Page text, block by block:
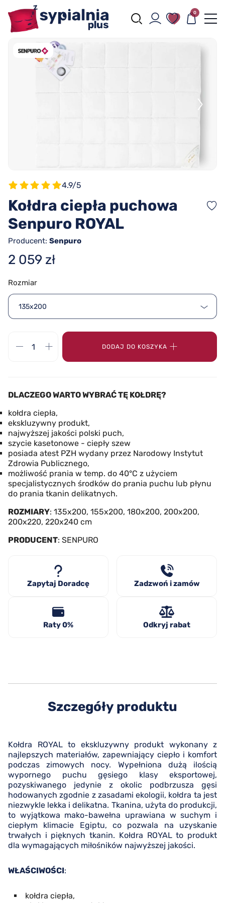
0
4.9/5
Kołdra ciepła puchowa
Senpuro ROYAL
Producent: Senpuro
2 059 zł
Rozmiar
135x200
DODAJ DO KOSZYKA
DLACZEGO WARTO WYBRAĆ TĘ KOŁDRĘ?
kołdra ciepła,
ekskluzywny produkt,
najwyższej jakości polski puch,
szycie kasetonowe - ciepły szew
posiada atest PZH wydany przez Narodowy Instytut
Zdrowia Publicznego,
możliwość prania w temp. do 40°C z użyciem
specjalistycznych środków do prania puchu lub płynu
do prania tkanin delikatnych.
ROZMIARY: 135x200, 155x200, 180x200, 200x200,
200x220, 220x240 cm
PRODUCENT: SENPURO
Zapytaj Doradcę Zadzwoń i zamów
Raty 0% Odkryj rabat
Szczegóły produktu
Kołdra ROYAL to ekskluzywny produkt wykonany z
najlepszych materiałów, zapewniający ciepło i komfort
podczas zimowych nocy. Wypełniona dużą ilością
wypornego puchu gęsiego klasy eksportowej,
pozyskiwanego jedynie z okolic podbrzusza gęsi
hodowanych zgodnie z zasadami ekologii, kołdra ta jest
niezwykle lekka i delikatna. Tkanina, użyta do produkcji,
to wyjątkowa mako-bawełna uprawiana w suchym i
ciepłym klimacie Egiptu, co pozwala na uzyskanie
trwałych i pięknych tkanin. Kołdra ROYAL to produkt
dla wymagających miłośników najwyższej jakości.
WŁAŚCIWOŚCI:
kołdra ciepła,